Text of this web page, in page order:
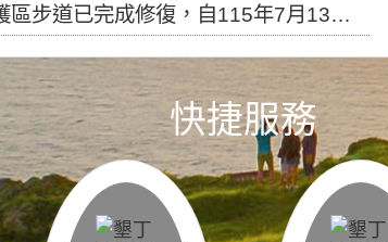
，自115年7月13日（星期一）起恢復開放入園，歡迎民眾依規定申請入園....
快捷服務